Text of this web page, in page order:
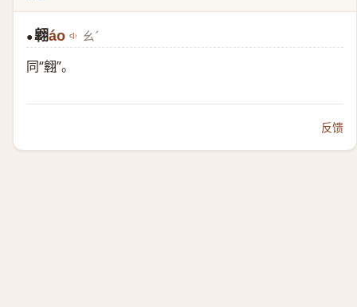
●翶áo ㄠˊ
同“翱”。
反馈